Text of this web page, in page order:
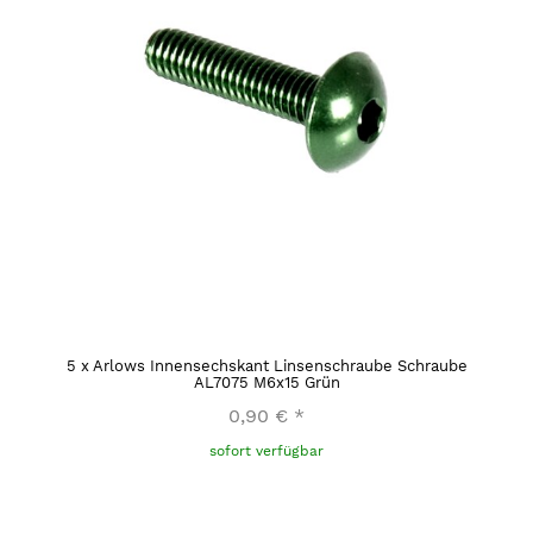
5 x Arlows Innensechskant Linsenschraube Schraube
AL7075 M6x15 Grün
0,90 € *
sofort verfügbar